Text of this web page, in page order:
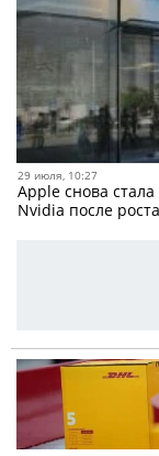
29 июля, 10:27
Apple снова
Nvidia после